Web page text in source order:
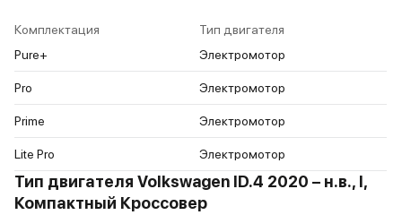
Комплектация
Тип двигателя
Pure+
Электромотор
Pro Электромотор
Prime Электромотор
Lite Pro Электромотор
Тип двигателя Volkswagen ID.4 2020 – н.в., I,
Компактный Кроссовер